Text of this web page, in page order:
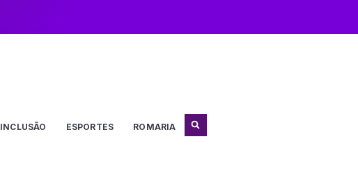
INCLUSÃO ESPORTES ROMARIA